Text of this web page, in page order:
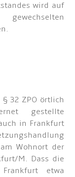
wird auf
32 ZPO örtlich
gestellte
in Frankfurt
Wohnort der
M. Dass die
etwa